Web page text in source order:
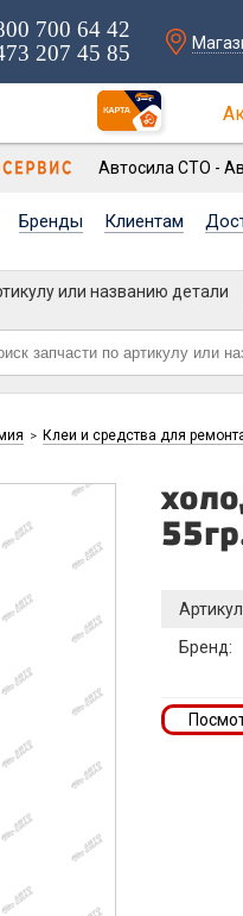
700 64 42
207 45 85
Автосила СТО -
Бренды Клиентам
или названию детали
> Клеи и средства для
Бренд: